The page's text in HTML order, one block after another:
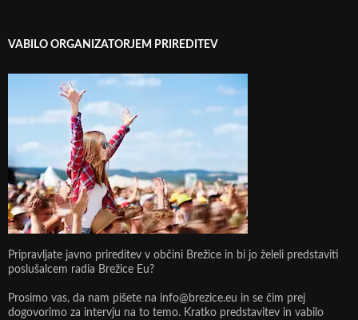
VABILO ORGANIZATORJEM PRIREDITEV
Pripravljate javno prireditev v občini Brežice in bi jo želeli predstaviti
poslušalcem radia Brežice Eu?
Prosimo vas, da nam pišete na info@brezice.eu in se čim prej
dogovorimo za intervju na to temo. Kratko predstavitev in vabilo